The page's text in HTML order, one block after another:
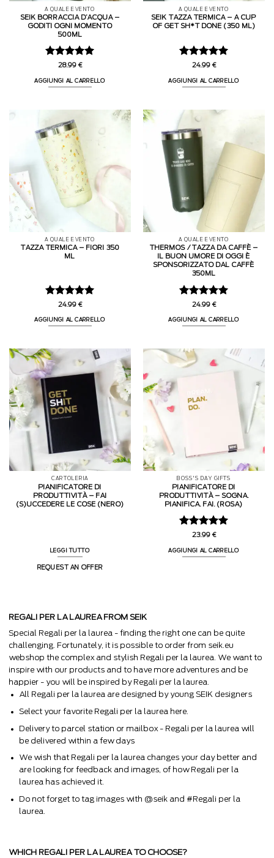
A QUALE EVENTO
SEIK BORRACCIA D’ACQUA –
GODITI OGNI MOMENTO
500ML
Valutato5
28.99 €
AGGIUNGI AL CARRELLO
A QUALE EVENTO
SEIK TAZZA TERMICA – A CUP
OF GET SH*T DONE (350 ML)
Valutato5
24.99 €
AGGIUNGI AL CARRELLO
A QUALE EVENTO
TAZZA TERMICA – FIORI 350
ML
Valutato5
24.99 €
AGGIUNGI AL CARRELLO
A QUALE EVENTO
THERMOS / TAZZA DA CAFFÈ –
IL BUON UMORE DI OGGI È
SPONSORIZZATO DAL CAFFÈ
350ML
Valutato5
24.99 €
AGGIUNGI AL CARRELLO
CARTOLERIA
PIANIFICATORE DI
PRODUTTIVITÀ – FAI
(S)UCCEDERE LE COSE (NERO)
LEGGI TUTTO
REQUEST AN OFFER
BOSS'S DAY GIFTS
PIANIFICATORE DI
PRODUTTIVITÀ – SOGNA.
PIANIFICA. FAI. (ROSA)
Valutato5
23.99 €
AGGIUNGI AL CARRELLO
REGALI PER LA LAUREA FROM SEIK
Special Regali per la laurea - finding the right one can be quite
challenging. Fortunately, it is possible to order from seik.eu
webshop the complex and stylish Regali per la laurea. We want to
inspire with our products and to have more adventures and be
happier - you will be inspired by Regali per la laurea.
All Regali per la laurea are designed by young SEIK designers
Select your favorite Regali per la laurea here.
Delivery to parcel station or mailbox - Regali per la laurea will
be delivered within a few days
We wish that Regali per la laurea changes your day better and
are looking for feedback and images, of how Regali per la
laurea has achieved it.
Do not forget to tag images with @seik and #Regali per la
laurea.
WHICH REGALI PER LA LAUREA TO CHOOSE?